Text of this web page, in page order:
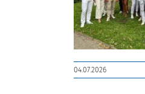
04.07.2026